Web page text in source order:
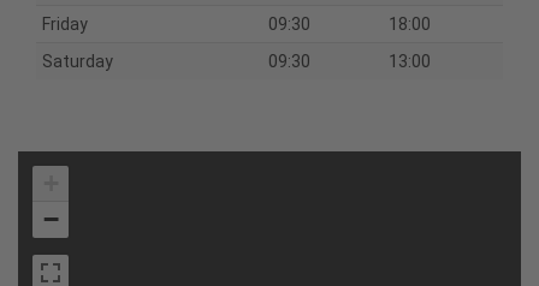
Friday
09:30
18:00
Saturday
09:30 13:00
−